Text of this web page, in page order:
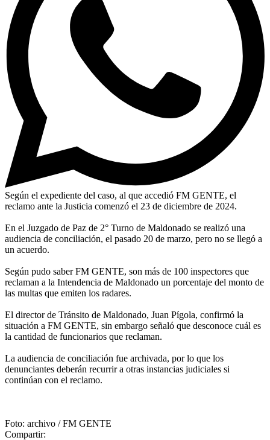
Según el expediente del caso, al que accedió FM GENTE, el
reclamo ante la Justicia comenzó el 23 de diciembre de 2024.
En el Juzgado de Paz de 2° Turno de Maldonado se realizó una
audiencia de conciliación, el pasado 20 de marzo, pero no se llegó a
un acuerdo.
Según pudo saber FM GENTE, son más de 100 inspectores que
reclaman a la Intendencia de Maldonado un porcentaje del monto de
las multas que emiten los radares.
El director de Tránsito de Maldonado, Juan Pígola, confirmó la
situación a FM GENTE, sin embargo señaló que desconoce cuál es
la cantidad de funcionarios que reclaman.
La audiencia de conciliación fue archivada, por lo que los
denunciantes deberán recurrir a otras instancias judiciales si
continúan con el reclamo.
Foto: archivo / FM GENTE
Compartir: